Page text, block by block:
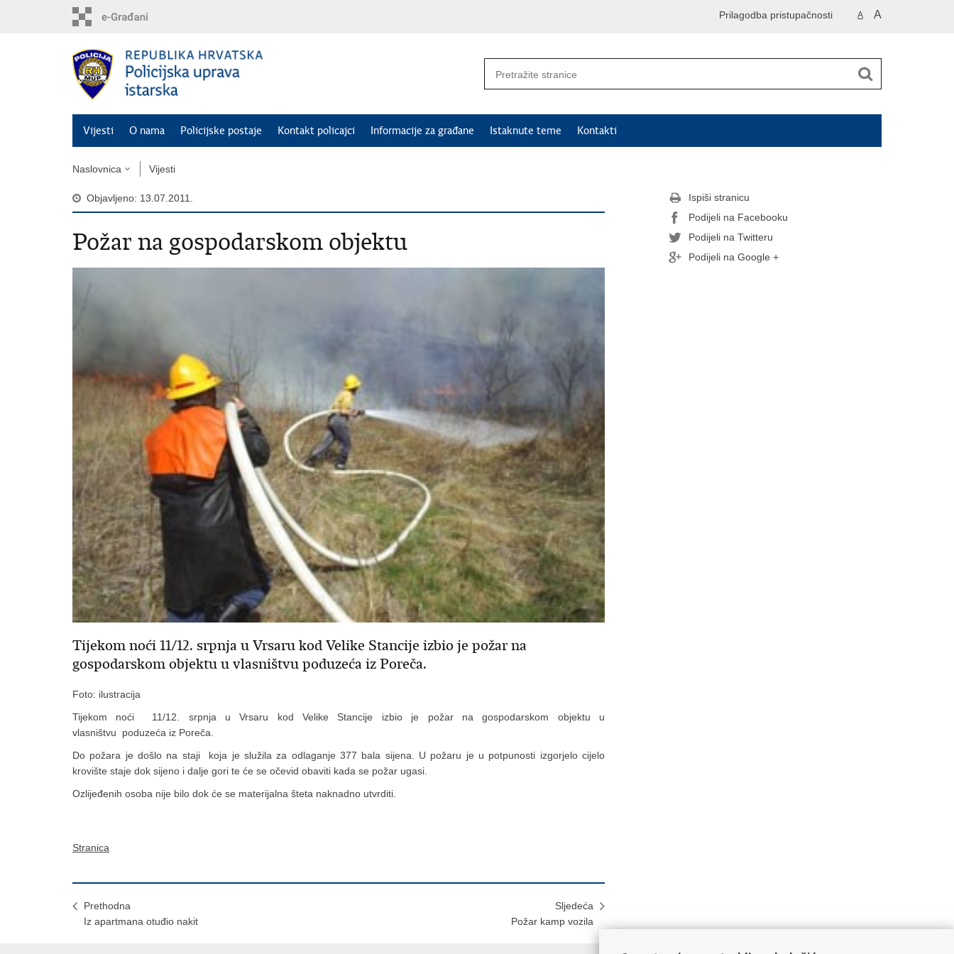
A A
Prilagodba pristupačnosti
Vijesti O nama Policijske postaje Kontakt policajci Informacije za građane Istaknute teme Kontakti
Naslovnica Vijesti
Objavljeno: 13.07.2011.
Požar na gospodarskom objektu
Tijekom noći 11/12. srpnja u Vrsaru kod Velike Stancije izbio je požar na
gospodarskom objektu u vlasništvu poduzeća iz Poreča.
Foto: ilustracija
Tijekom noći 11/12. srpnja u Vrsaru kod Velike Stancije izbio je požar na gospodarskom objektu u
vlasništvu poduzeća iz Poreča.
Do požara je došlo na staji koja je služila za odlaganje 377 bala sijena. U požaru je u potpunosti izgorjelo cijelo
krovište staje dok sijeno i dalje gori te će se očevid obaviti kada se požar ugasi.
Ozlijeđenih osoba nije bilo dok će se materijalna šteta naknadno utvrditi.
Stranica
Prethodna
Iz apartmana otuđio nakit
Sljedeća
Požar kamp vozila
Ispiši stranicu
Podijeli na Facebooku
Podijeli na Twitteru
Podijeli na Google +